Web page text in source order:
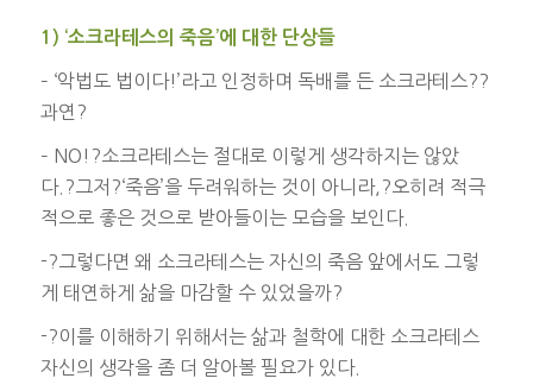
1) ‘소크라테스의 죽음’에 대한 단상들
– ‘악법도 법이다!’라고 인정하며 독배를 든 소크라테스??
과연?
– NO!?소크라테스는 절대로 이렇게 생각하지는 않았
다.?그저?‘죽음’을 두려워하는 것이 아니라,?오히려 적극
적으로 좋은 것으로 받아들이는 모습을 보인다.
-?그렇다면 왜 소크라테스는 자신의 죽음 앞에서도 그렇
게 태연하게 삶을 마감할 수 있었을까?
-?이를 이해하기 위해서는 삶과 철학에 대한 소크라테스
자신의 생각을 좀 더 알아볼 필요가 있다.